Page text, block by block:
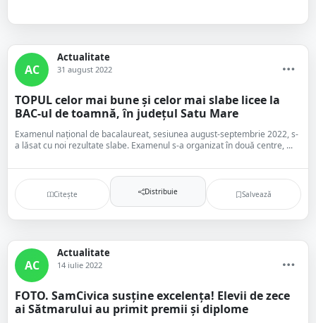
AC
Actualitate
31 august 2022
TOPUL celor mai bune și celor mai slabe licee la
BAC-ul de toamnă, în județul Satu Mare
Examenul național de bacalaureat, sesiunea august-septembrie 2022, s-
a lăsat cu noi rezultate slabe. Examenul s-a organizat în două centre, ...
Citește Distribuie Salvează
AC
Actualitate
14 iulie 2022
FOTO. SamCivica susține excelența! Elevii de zece
ai Sătmarului au primit premii și diplome